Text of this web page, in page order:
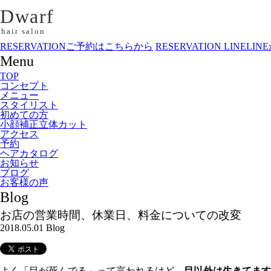
Dwarf
hair salon
RESERVATIONご予約はこちらから RESERVATION LINELINE
Menu
TOP
コンセプト
メニュー
スタイリスト
初めての方
小顔補正立体カット
アクセス
予約
ヘアカタログ
お知らせ
ブログ
お客様の声
Blog
お店の営業時間、休業日、料金についての改変
2018.05.01 Blog